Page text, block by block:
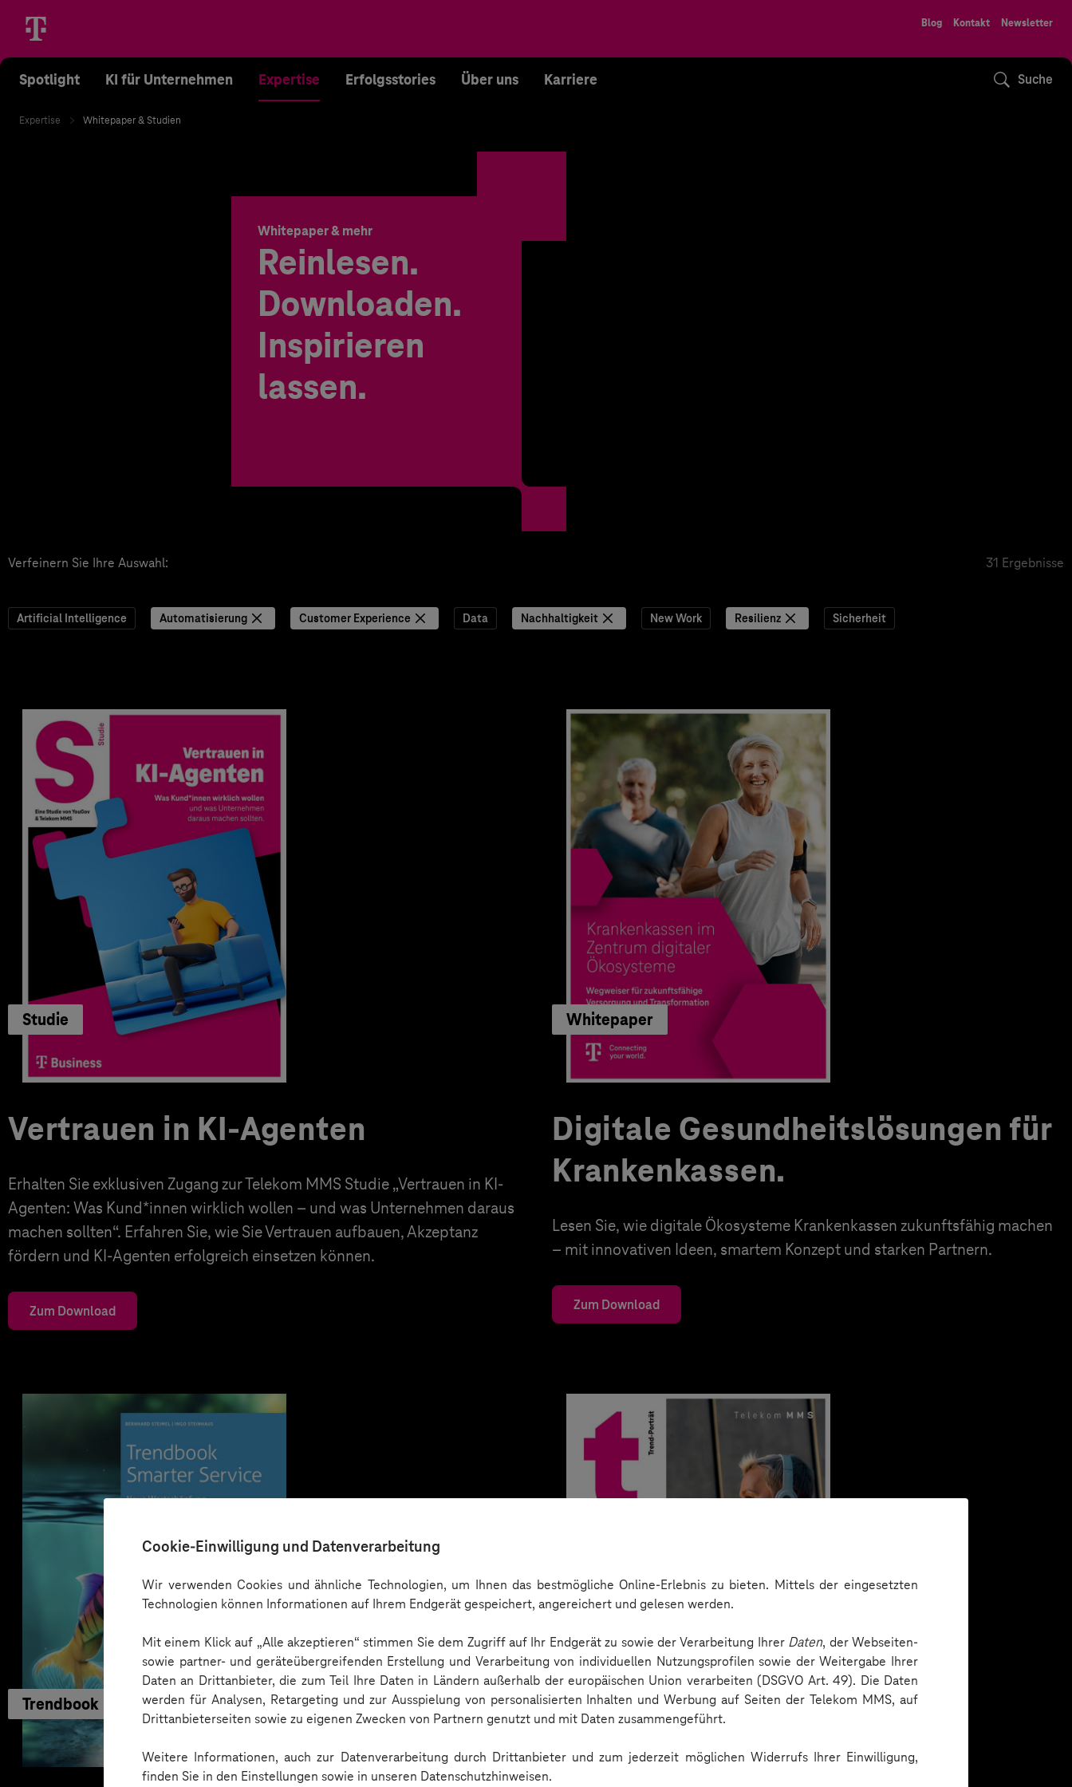
Cookie-Einwilligung und Datenverarbeitung
Wir verwenden Cookies und ähnliche Technologien, um Ihnen das bestmögliche Online-Erlebnis zu bieten. Mittels der eingesetzten
Technologien können Informationen auf Ihrem Endgerät gespeichert, angereichert und gelesen werden.
Mit einem Klick auf „Alle akzeptieren“ stimmen Sie dem Zugriff auf Ihr Endgerät zu sowie der Verarbeitung Ihrer Daten, der Webseiten-
sowie partner- und geräteübergreifenden Erstellung und Verarbeitung von individuellen Nutzungsprofilen sowie der Weitergabe Ihrer
Daten an Drittanbieter, die zum Teil Ihre Daten in Ländern außerhalb der europäischen Union verarbeiten (DSGVO Art. 49). Die Daten
werden für Analysen, Retargeting und zur Ausspielung von personalisierten Inhalten und Werbung auf Seiten der Telekom MMS, auf
Drittanbieterseiten sowie zu eigenen Zwecken von Partnern genutzt und mit Daten zusammengeführt.
Weitere Informationen, auch zur Datenverarbeitung durch Drittanbieter und zum jederzeit möglichen Widerrufs Ihrer Einwilligung,
finden Sie in den Einstellungen sowie in unseren Datenschutzhinweisen.
Blog Kontakt Newsletter
Spotlight KI für Unternehmen Expertise Erfolgsstories Über uns Karriere Suche
Expertise Whitepaper & Studien
Whitepaper & mehr
Reinlesen.
Downloaden.
Inspirieren
lassen.
Verfeinern Sie Ihre Auswahl: 31 Ergebnisse
Artificial Intelligence Automatisierung Customer Experience Data Nachhaltigkeit New Work Resilienz Sicherheit
Studie
Vertrauen in KI-Agenten
Erhalten Sie exklusiven Zugang zur Telekom MMS Studie „Vertrauen in KI-
Agenten: Was Kund*innen wirklich wollen – und was Unternehmen daraus
machen sollten“. Erfahren Sie, wie Sie Vertrauen aufbauen, Akzeptanz
fördern und KI-Agenten erfolgreich einsetzen können.
Zum Download
Whitepaper
Digitale Gesundheitslösungen für
Krankenkassen.
Lesen Sie, wie digitale Ökosysteme Krankenkassen zukunftsfähig machen
– mit innovativen Ideen, smartem Konzept und starken Partnern.
Zum Download
Trendbook Trend-Porträt